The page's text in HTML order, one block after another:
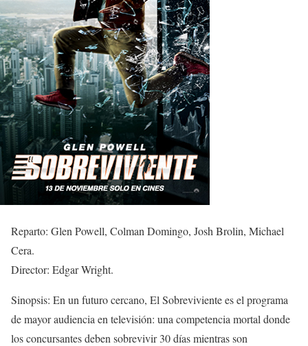
Reparto: Glen Powell, Colman Domingo, Josh Brolin, Michael
Cera.
Director: Edgar Wright.
Sinopsis: En un futuro cercano, El Sobreviviente es el programa
de mayor audiencia en televisión: una competencia mortal donde
los concursantes deben sobrevivir 30 días mientras son